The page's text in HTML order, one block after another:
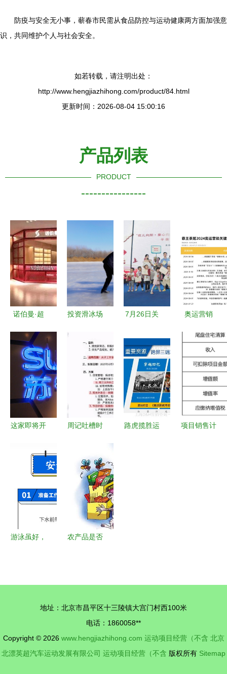
防疫与安全无小事，蕲春市民需从食品防控与运动健康两方面加强意
识，共同维护个人与社会安全。
如若转载，请注明出处：
http://www.hengjiazhihong.com/product/84.html
更新时间：2026-08-04 15:00:16
产品列表
PRODUCT
----------------
诺伯曼·超
重庆运动健
身的新标杆
投资滑冰场
项目经营的
前景与机遇
7月26日关
项目经营的
全新思考与
趋势分析
奥运营销
事，正在被
社媒改写
——运动项
目经营的范
式转移
这家即将开
露了内部照
片，看完震
动项目经营
新玩法揭秘
周记吐槽时
0814） 光
子工作室G
造反啊么么
哒，顽皮狗
似乎要把高
尔夫造进最
路虎揽胜运
项目销售计
游泳虽好，
营的注意事
农产品是否
运动项目经
营例外说
明）
地址：北京市昌平区十三陵镇大宫门村西100米
电话：1860058**
Copyright © 2026 www.hengjiazhihong.com 运动项目经营（不含 北京
北漂英超汽车运动发展有限公司 运动项目经营（不含 版权所有 Sitemap